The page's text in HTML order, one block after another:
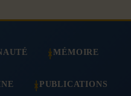
MÉMOIRE
PUBLICATIONS